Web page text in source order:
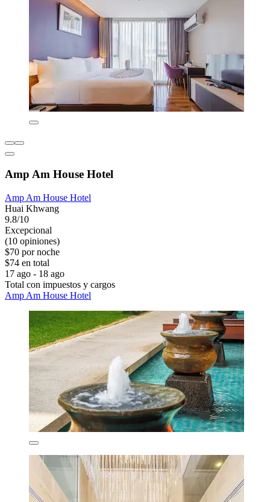
Amp Am House Hotel
Amp Am House Hotel
Huai Khwang
9.8/10
Excepcional
(10 opiniones)
$70 por noche
$74 en total
17 ago - 18 ago
Total con impuestos y cargos
Amp Am House Hotel